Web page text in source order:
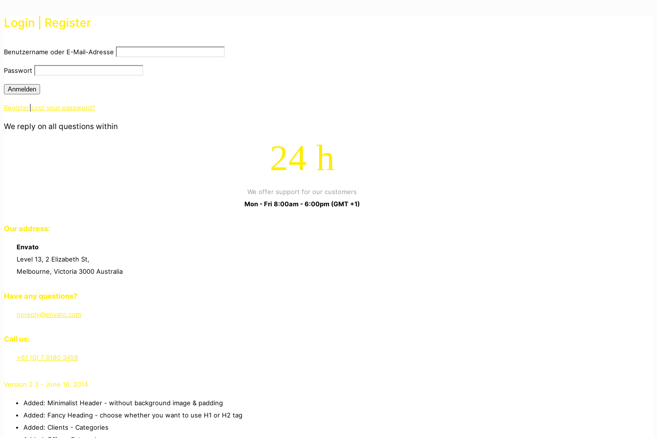
Login | Register
Benutzername oder E-Mail-Adresse
Passwort
Register Lost your password?
We reply on all questions within
24 h
We offer support for our customers
Mon - Fri 8:00am - 6:00pm (GMT +1)
Our address:
Envato
Level 13, 2 Elizabeth St,
Melbourne, Victoria 3000 Australia
Have any questions?
noreply@envato.com
Call us:
+61 (0) 7 9180 3458
Version 2.3 - June 16, 2014
Added: Minimalist Header - without background image & padding
Added: Fancy Heading - choose whether you want to use H1 or H2 tag
Added: Clients - Categories